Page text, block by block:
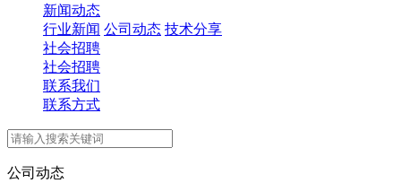
新闻动态
行业新闻 公司动态 技术分享
社会招聘
社会招聘
联系我们
联系方式
公司动态